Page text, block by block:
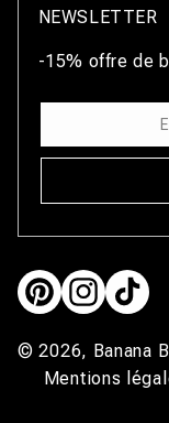
NEWSLETTER
-15% offre de
PinterestInstagramTikTok
© 2026, Banana
Mentions